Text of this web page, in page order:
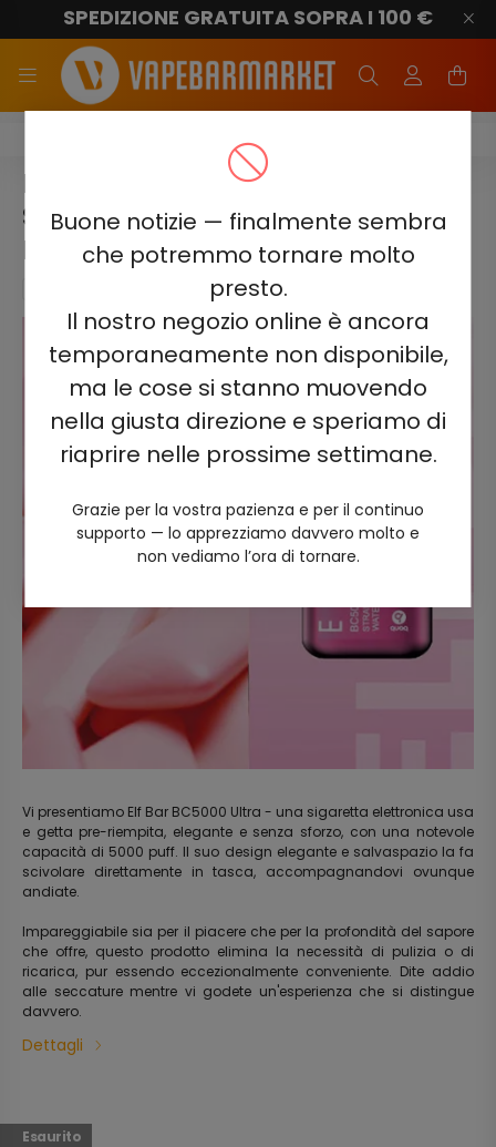
Buone notizie — finalmente sembra
che potremmo tornare molto
presto.
Il nostro negozio online è ancora
temporaneamente non disponibile,
ma le cose si stanno muovendo
nella giusta direzione e speriamo di
riaprire nelle prossime settimane.
Grazie per la vostra pazienza e per il continuo
supporto — lo apprezziamo davvero molto e
non vediamo l’ora di tornare.
SPEDIZIONE GRATUITA SOPRA I 100 €
Elf Bar BC5000 Ultra
ELF BAR BC5000 ULTRA -
STRAWBERRY WATERMELON
BUBBLE GUM 5% - RICARICABILE
Vi presentiamo Elf Bar BC5000 Ultra - una sigaretta elettronica usa
e getta pre-riempita, elegante e senza sforzo, con una notevole
capacità di 5000 puff. Il suo design elegante e salvaspazio la fa
scivolare direttamente in tasca, accompagnandovi ovunque
andiate.
Impareggiabile sia per il piacere che per la profondità del sapore
che offre, questo prodotto elimina la necessità di pulizia o di
ricarica, pur essendo eccezionalmente conveniente. Dite addio
alle seccature mentre vi godete un'esperienza che si distingue
davvero.
Dettagli
Esaurito